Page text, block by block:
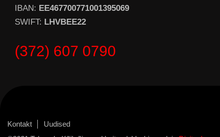
IBAN: EE467700771001395069
SWIFT: LHVBEE22
(372) 607 0790
Kontakt
Uudised